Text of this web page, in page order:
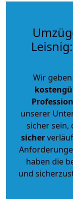
Wir
unserer
sicher sein,
sicher
haben die
und